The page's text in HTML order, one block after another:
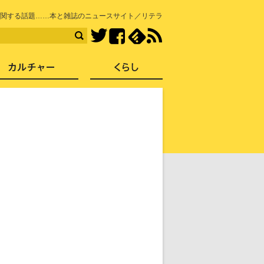
関する話題……本と雑誌のニュースサイト／リテラ
TwitterFacebook
社会